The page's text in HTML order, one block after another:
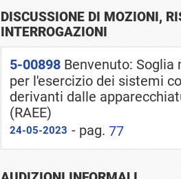
DISCUSSIONE DI MOZIONI,
INTERROGAZIONI
5-00898 Benvenuto:
per l'esercizio dei sistemi
derivanti dalle
(RAEE)
24-05-2023 - pag. 77